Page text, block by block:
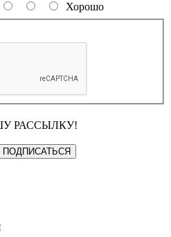
Хорошо
РАССЫЛКУ!
ПОДПИСАТЬСЯ